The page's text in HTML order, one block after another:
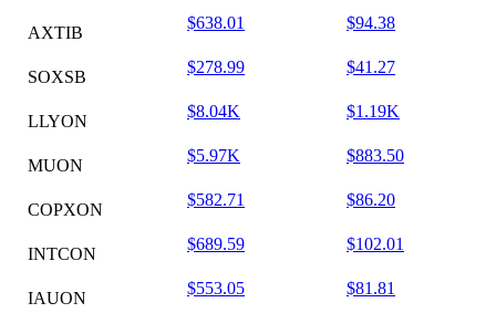
AXTIB
$638.01 $94.38
SOXSB
$278.99 $41.27
LLYON
$8.04K $1.19K
MUON
$5.97K $883.50
COPXON
$582.71 $86.20
INTCON
$689.59 $102.01
IAUON
$553.05 $81.81